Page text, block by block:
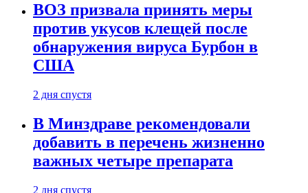
ВОЗ призвала принять меры
против укусов клещей после
обнаружения вируса Бурбон в
США
2 дня спустя
В Минздраве рекомендовали
добавить в перечень жизненно
важных четыре препарата
2 дня спустя